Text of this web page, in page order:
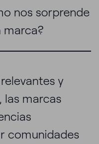
nos sorprende
marca?
y
las marcas
comunidades